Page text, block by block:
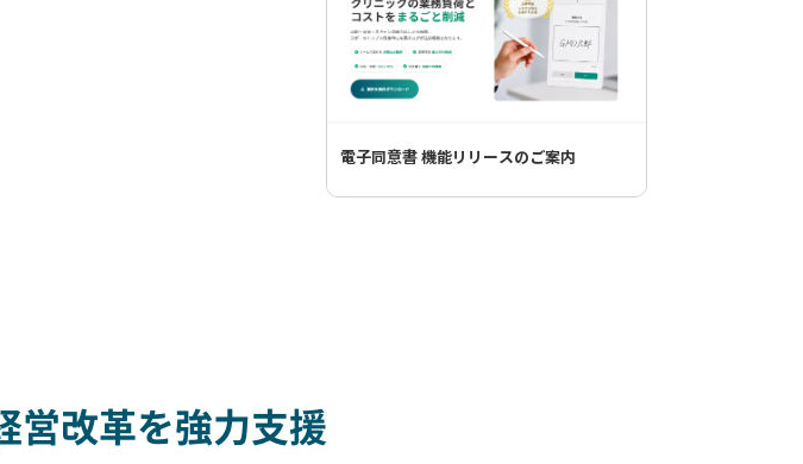
電子同意書 機能リリースのご案内
営改革を強力支援